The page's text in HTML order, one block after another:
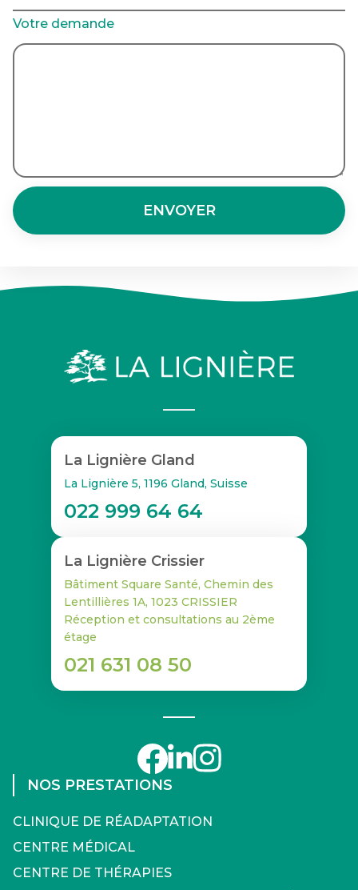
Votre demande
ENVOYER
La Lignière Gland
La Lignière 5, 1196 Gland, Suisse
022 999 64 64
La Lignière Crissier
Bâtiment Square Santé, Chemin des
Lentillières 1A, 1023 CRISSIER
Réception et consultations au 2ème
étage
021 631 08 50
NOS PRESTATIONS
CLINIQUE DE RÉADAPTATION
CENTRE MÉDICAL
CENTRE DE THÉRAPIES